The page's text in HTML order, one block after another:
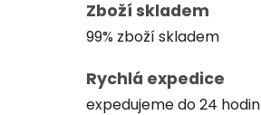
Zboží skladem
99% zboží skladem
Rychlá expedice
expedujeme do 24 hodin